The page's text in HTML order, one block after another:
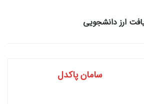
ارز دانشجویی
سامان پاکدل